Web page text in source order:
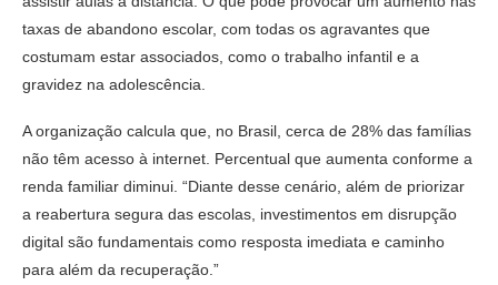
taxas de abandono escolar, com todas os agravantes que
costumam estar associados, como o trabalho infantil e a
gravidez na adolescência.
A organização calcula que, no Brasil, cerca de 28% das famílias
não têm acesso à internet. Percentual que aumenta conforme a
renda familiar diminui. “Diante desse cenário, além de priorizar
a reabertura segura das escolas, investimentos em disrupção
digital são fundamentais como resposta imediata e caminho
para além da recuperação.”